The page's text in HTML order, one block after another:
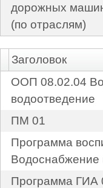
дорожных
(по отраслям)
Заголовок
ООП 08.02.04
водоотведение
ПМ 01
Программа
Водоснабжение
Программа ГИА